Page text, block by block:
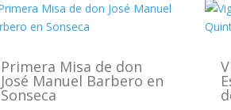
Primera Misa de don
José Manuel Barbero en
Sonseca